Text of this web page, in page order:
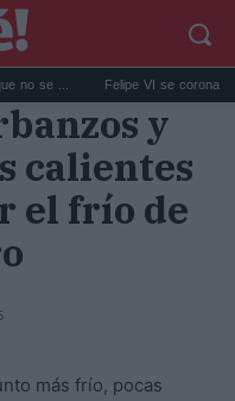
se ... Felipe VI se corona
y
calientes
el frío de
más frío, pocas